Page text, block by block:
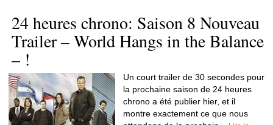
24 heures chrono: Saison 8 Nouveau
Trailer – World Hangs in the Balance
– !
Un court trailer de 30 secondes pour
la prochaine saison de 24 heures
chrono a été publier hier, et il
montre exactement ce que nous